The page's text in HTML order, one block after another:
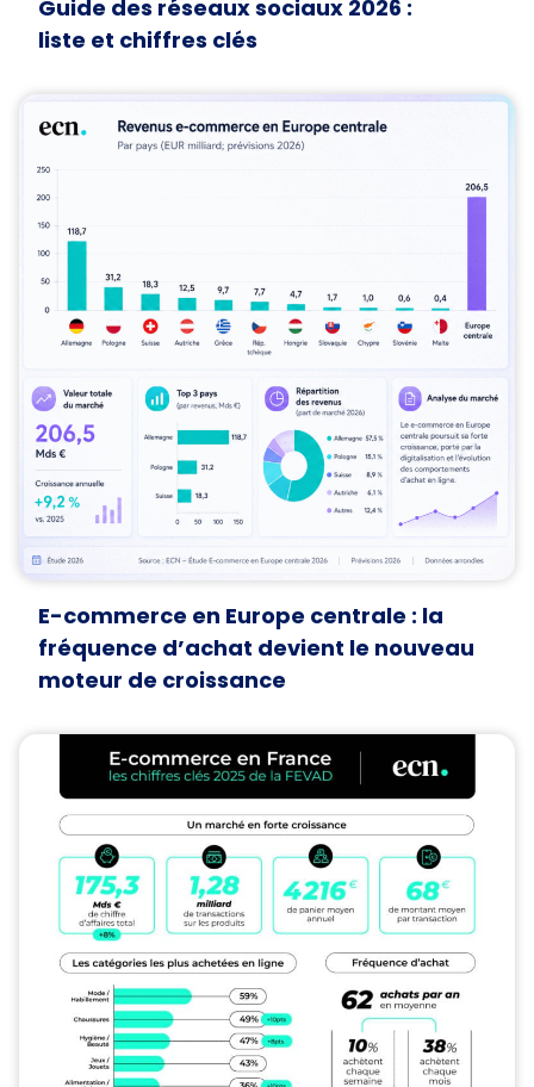
Guide des réseaux sociaux 2026 :
liste et chiffres clés
E-commerce en Europe centrale : la
fréquence d’achat devient le nouveau
moteur de croissance